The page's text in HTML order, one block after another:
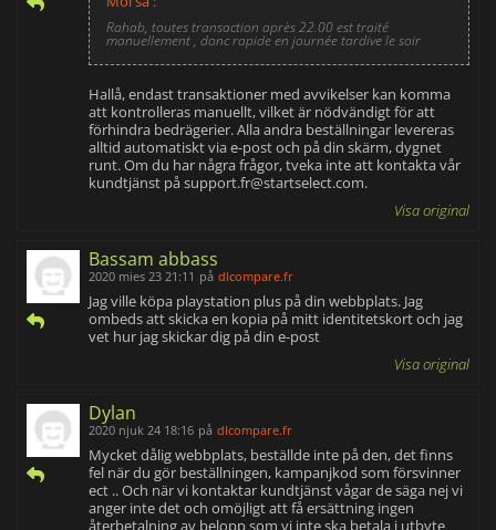
Rahab, toutes transaction après 22.00 est traité
manuellement , donc rapide en journée tardive le soir
Hallå, endast transaktioner med avvikelser kan komma
att kontrolleras manuellt, vilket är nödvändigt för att
förhindra bedrägerier. Alla andra beställningar levereras
alltid automatiskt via e-post och på din skärm, dygnet
runt. Om du har några frågor, tveka inte att kontakta vår
kundtjänst påsupport.fr@startselect.com.
Visa original
Bassam abbass
2020 mies 23 21:11 på dlcompare.fr
Jag ville köpa playstation plus på din webbplats. Jag
ombeds att skicka en kopia på mitt identitetskort och jag
vet hur jag skickar dig på din e-post
Visa original
Dylan
2020 njuk 24 18:16 på dlcompare.fr
Mycket dålig webbplats, beställde inte på den, det finns
fel när du gör beställningen, kampanjkod som försvinner
ect .. Och när vi kontaktar kundtjänst vågar de säga nej vi
anger inte det och omöjligt att få ersättning ingen
återbetalning av belopp som vi inte ska betala i utbyte